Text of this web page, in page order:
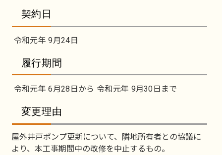
契約日
令和元年 9月24日
履行期間
令和元年 6月28日から 令和元年 9月30日まで
変更理由
屋外井戸ポンプ更新について、隣地所有者との協議に
より、本工事期間中の改修を中止するもの。